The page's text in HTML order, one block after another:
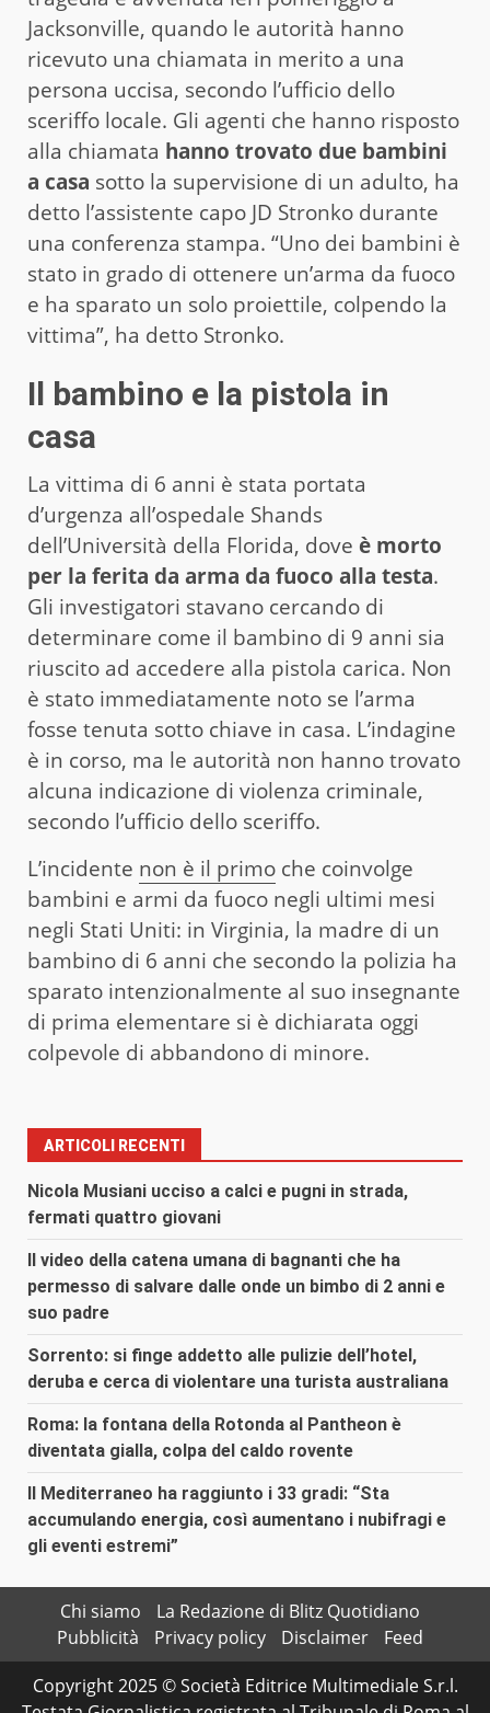
Jacksonville, quando le autorità hanno
ricevuto una chiamata in merito a una
persona uccisa, secondo l’ufficio dello
sceriffo locale. Gli agenti che hanno risposto
alla chiamata hanno trovato due bambini
a casa sotto la supervisione di un adulto, ha
detto l’assistente capo JD Stronko durante
una conferenza stampa. “Uno dei bambini è
stato in grado di ottenere un’arma da fuoco
e ha sparato un solo proiettile, colpendo la
vittima”, ha detto Stronko.
Il bambino e la pistola in
casa
La vittima di 6 anni è stata portata
d’urgenza all’ospedale Shands
dell’Università della Florida, dove è morto
per la ferita da arma da fuoco alla testa.
Gli investigatori stavano cercando di
determinare come il bambino di 9 anni sia
riuscito ad accedere alla pistola carica. Non
è stato immediatamente noto se l’arma
fosse tenuta sotto chiave in casa. L’indagine
è in corso, ma le autorità non hanno trovato
alcuna indicazione di violenza criminale,
secondo l’ufficio dello sceriffo.
L’incidente non è il primo che coinvolge
bambini e armi da fuoco negli ultimi mesi
negli Stati Uniti: in Virginia, la madre di un
bambino di 6 anni che secondo la polizia ha
sparato intenzionalmente al suo insegnante
di prima elementare si è dichiarata oggi
colpevole di abbandono di minore.
ARTICOLI RECENTI
Nicola Musiani ucciso a calci e pugni in strada,
fermati quattro giovani
Il video della catena umana di bagnanti che ha
permesso di salvare dalle onde un bimbo di 2 anni e
suo padre
Sorrento: si finge addetto alle pulizie dell’hotel,
deruba e cerca di violentare una turista australiana
Roma: la fontana della Rotonda al Pantheon è
diventata gialla, colpa del caldo rovente
Il Mediterraneo ha raggiunto i 33 gradi: “Sta
accumulando energia, così aumentano i nubifragi e
gli eventi estremi”
Chi siamo
La Redazione di Blitz Quotidiano
Pubblicità
Privacy policy Disclaimer
Feed
Copyright 2025 © Società Editrice Multimediale S.r.l.